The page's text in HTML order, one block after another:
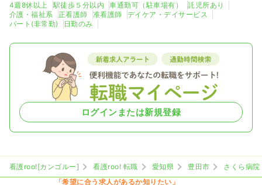
4週8休以上 駅徒歩５分以内 車通勤可（駐車場有）
託児所あり
介護・福祉系
正看護師 准看護師
デイケア・デイサービス
パート(非常勤)
日勤のみ
ログインまたは新規登録
看護roo![カンゴルー] 看護roo! 転職 愛知県 豊田市
さくら病院
「希望に合う求人があるか知りたい」